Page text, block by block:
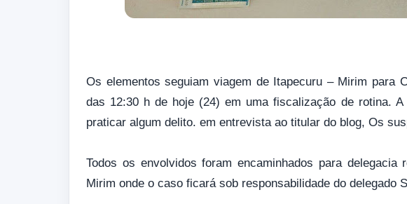
Os elementos seguiam viagem de Itapecuru – Mirim para
das 12:30 h de hoje (24) em uma fiscalização de rotina.
praticar algum delito. em entrevista ao titular do blog, Os
Todos os envolvidos foram encaminhados para
Mirim onde o caso ficará sob responsabilidade do delegado